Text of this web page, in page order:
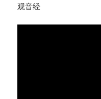
观音经